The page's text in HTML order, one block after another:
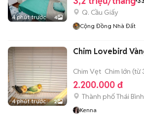
4 phút trước 4
Q. Cầu Giấy
Cộng Đồng Nhà Đất
4 phút trước 2
Chim Lovebird
Chim Vẹt Chim lớn (từ
2.200.000 đ
Thành phố Thái Bình
Kenna